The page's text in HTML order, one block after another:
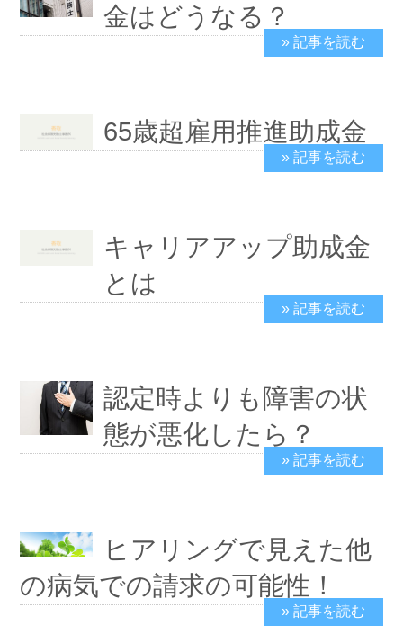
金はどうなる？
2024/2/4
» 記事を読む
65歳超雇用推進助成金
2024/1/17
» 記事を読む
キャリアアップ助成金
とは
2024/1/17
» 記事を読む
認定時よりも障害の状
態が悪化したら？
2024/1/8
» 記事を読む
ヒアリングで見えた他
の病気での請求の可能性！
2019/11/19
» 記事を読む